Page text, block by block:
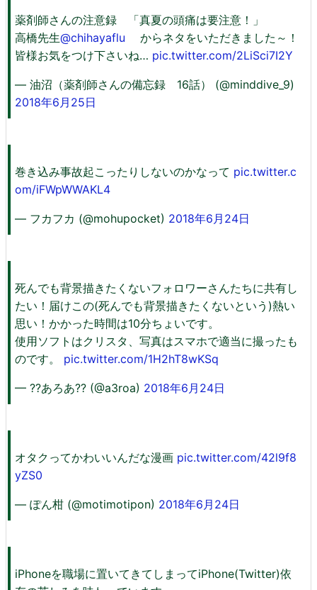
薬剤師さんの注意録 「真夏の頭痛は要注意！」
高橋先生@chihayaflu からネタをいただきました～！
皆様お気をつけ下さいね… pic.twitter.com/2LiSci7I2Y
— 油沼（薬剤師さんの備忘録 16話） (@minddive_9)
2018年6月25日
巻き込み事故起こったりしないのかなって pic.twitter.c
om/iFWpWWAKL4
— フカフカ (@mohupocket) 2018年6月24日
死んでも背景描きたくないフォロワーさんたちに共有し
たい！届けこの(死んでも背景描きたくないという)熱い
思い！かかった時間は10分ちょいです。
使用ソフトはクリスタ、写真はスマホで適当に撮ったも
のです。 pic.twitter.com/1H2hT8wKSq
— ??あろあ?? (@a3roa) 2018年6月24日
オタクってかわいいんだな漫画 pic.twitter.com/42l9f8
yZS0
— ぽん柑 (@motimotipon) 2018年6月24日
iPhoneを職場に置いてきてしまってiPhone(Twitter)依